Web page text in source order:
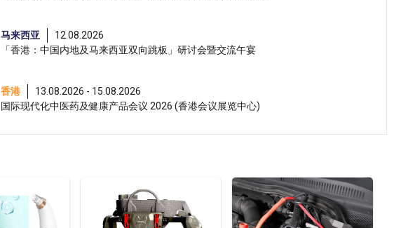
马来西亚
12.08.2026
「香港：中国内地及马来西亚双向跳板」研讨会暨交流午宴
香港
13.08.2026 - 15.08.2026
国际现代化中医药及健康产品会议 2026 (香港会议展览中心)
香港
13.08.2026 - 15.08.2026
香港贸发局美食商贸博览 2026 (香港会议展览中心)